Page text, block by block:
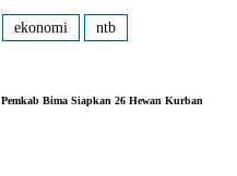
ekonomi ntb
Pemkab Bima Siapkan 26 Hewan Kurban